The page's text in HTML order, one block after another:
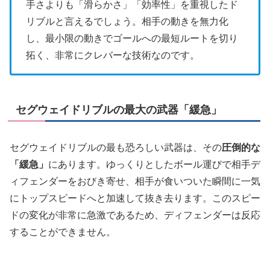
手さよりも「滑らかさ」「効率性」を重視したド
リブルと言えるでしょう。相手の動きを無力化
し、最小限の動きでゴールへの最短ルートを切り
拓く、非常にクレバーな技術なのです。
セグウェイドリブルの最大の武器「緩急」
セグウェイドリブルの最も恐ろしい武器は、その圧倒的な
「緩急」 にあります。ゆっくりとしたボール運びで相手デ
ィフェンダーをおびき寄せ、相手が食いついた瞬間に一気
にトップスピードへと加速して抜き去ります。このスピー
ドの変化が非常に急激であるため、ディフェンダーは反応
することができません。